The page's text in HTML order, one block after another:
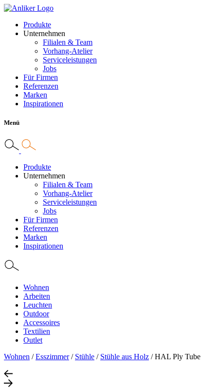
Produkte
Unternehmen
Filialen & Team
Vorhang-Atelier
Serviceleistungen
Jobs
Für Firmen
Referenzen
Marken
Inspirationen
Menü
Produkte
Unternehmen
Filialen & Team
Vorhang-Atelier
Serviceleistungen
Jobs
Für Firmen
Referenzen
Marken
Inspirationen
Wohnen
Arbeiten
Leuchten
Outdoor
Accessoires
Textilien
Outlet
Wohnen /Esszimmer/ Stühle / Stühle aus Holz /HAL Ply Tube